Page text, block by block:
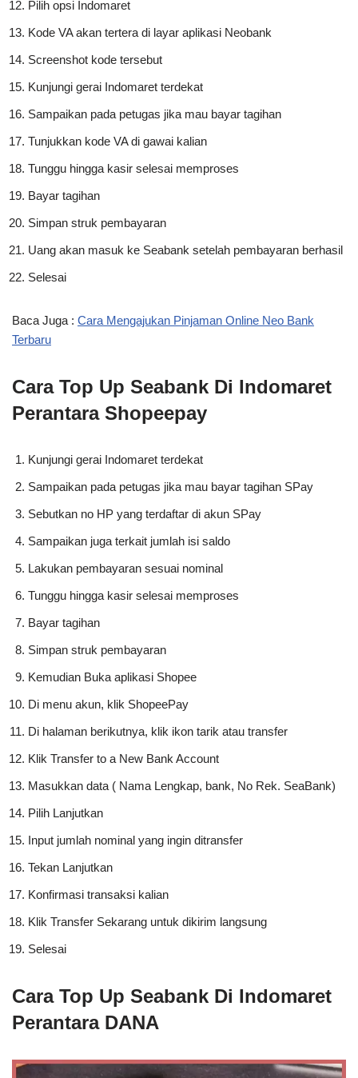
Pilih opsi Indomaret
Kode VA akan tertera di layar aplikasi Neobank
Screenshot kode tersebut
Kunjungi gerai Indomaret terdekat
Sampaikan pada petugas jika mau bayar tagihan
Tunjukkan kode VA di gawai kalian
Tunggu hingga kasir selesai memproses
Bayar tagihan
Simpan struk pembayaran
Uang akan masuk ke Seabank setelah pembayaran berhasil
Selesai
Baca Juga : Cara Mengajukan Pinjaman Online Neo Bank
Terbaru
Cara Top Up Seabank Di Indomaret
Perantara Shopeepay
Kunjungi gerai Indomaret terdekat
Sampaikan pada petugas jika mau bayar tagihan SPay
Sebutkan no HP yang terdaftar di akun SPay
Sampaikan juga terkait jumlah isi saldo
Lakukan pembayaran sesuai nominal
Tunggu hingga kasir selesai memproses
Bayar tagihan
Simpan struk pembayaran
Kemudian Buka aplikasi Shopee
Di menu akun, klik ShopeePay
Di halaman berikutnya, klik ikon tarik atau transfer
Klik Transfer to a New Bank Account
Masukkan data ( Nama Lengkap, bank, No Rek. SeaBank)
Pilih Lanjutkan
Input jumlah nominal yang ingin ditransfer
Tekan Lanjutkan
Konfirmasi transaksi kalian
Klik Transfer Sekarang untuk dikirim langsung
Selesai
Cara Top Up Seabank Di Indomaret
Perantara DANA